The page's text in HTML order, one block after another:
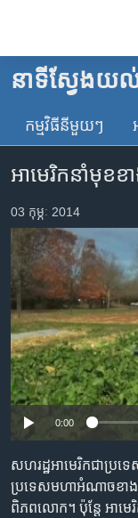
គេហទំព័រ​
និង​
ចូល​
ទំព័រ​
ព័ត៌មាន​​
តែ​
ម្តង
និង​
ចូល​
ទៅ​
ទំព័រ​
រចនា
សម្ព័ន្ធ​
រំលង​
និង​
ចូល​
ទៅ​
កម្ពុជា
អន្តរជាតិ
ហេឡូវីអូអេ
កម្ពុជាច្នៃប្រតិដ្ឋ
ព្រឹត្តិការណ៍ព័ត៌មាន
ទូរទស្សន៍ / វីដេអូ​
វិទ្យុ / ផតខាសថ៍
កម្មវិធីទាំងអស់
Khmer English
បណ្តាញ​សង្គម
នាទី​ស្វែង​យ
កម្មវិធី​នីមួយៗ
អាមេរិក​នាំ​មុខ​
03 កុម្ភៈ 2014
No
0:00
សហរដ្ឋ​អាមេរិក​ជា​ប្រ
ប្រទេស​មហា​អំណាច​ខាង​
ពិភពលោក។ ប៉ុន្តែ អាមេ